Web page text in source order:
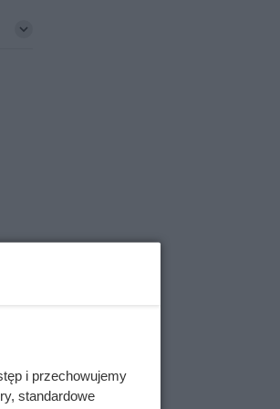
i przechowujemy
standardowe